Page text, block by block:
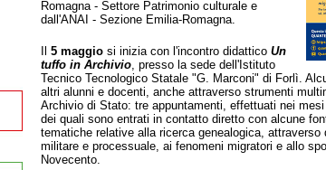
Romagna - Settore Patrimonio culturale e
dall'ANAI - Sezione Emilia-Romagna.
5 maggio si inizia con l'incontro didattico Un
tuffo in Archivio, presso la sede dell'Istituto
Tecnico Tecnologico Statale "G. Marconi" di Forlì.
altri alunni e docenti, anche attraverso strumenti
Archivio di Stato: tre appuntamenti, effettuati nei
dei quali sono entrati in contatto diretto con alcune
tematiche relative alla ricerca genealogica,
militare e processuale, ai fenomeni migratori e allo
Novecento.